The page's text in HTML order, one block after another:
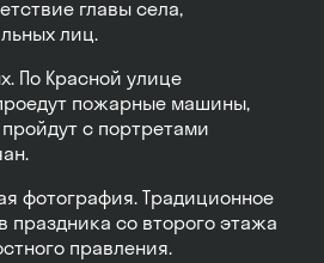
главы села,
лиц.
По Красной улице
пожарные машины,
с портретами
фотография. Традиционное
праздника со второго этажа
правления.